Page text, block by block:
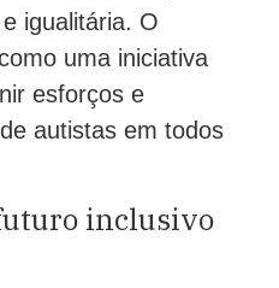
igualitária. O
uma iniciativa
esforços e
autistas em todos
inclusivo